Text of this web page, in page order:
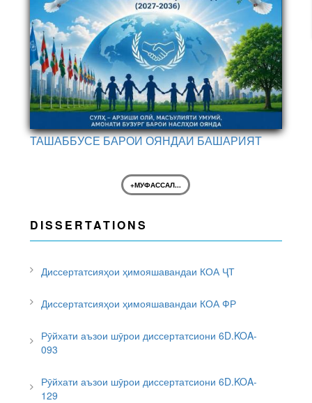
ТАШАББУСЕ БАРОИ ОЯНДАИ БАШАРИЯТ
+МУФАССАЛ...
DISSERTATIONS
Диссертатсияҳои ҳимояшавандаи КОА ҶТ
Диссертатсияҳои ҳимояшавандаи КОА ФР
Рӯйхати аъзои шӯрои диссертатсиони 6D.KOA-
093
Рӯйхати аъзои шӯрои диссертатсиони 6D.KOA-
129